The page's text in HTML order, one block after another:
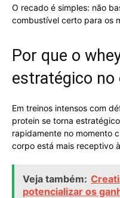
O recado é simples: não
combustível certo para os
Por que o
estratégico no
Em treinos intensos com
protein se torna
rapidamente no momento
corpo está mais receptivo
Veja também:
potencializar os